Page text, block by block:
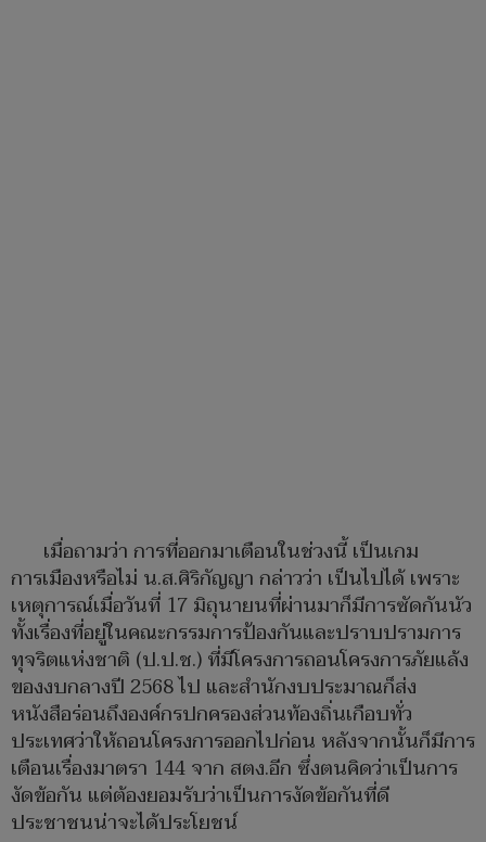
เมื่อถามว่า การที่ออกมาเตือนในช่วงนี้ เป็นเกม
การเมืองหรือไม่ น.ส.ศิริกัญญา กล่าวว่า เป็นไปได้ เพราะ
เหตุการณ์เมื่อวันที่ 17 มิถุนายนที่ผ่านมาก็มีการซัดกันนัว
ทั้งเรื่องที่อยู่ในคณะกรรมการป้องกันและปราบปรามการ
ทุจริตแห่งชาติ (ป.ป.ช.) ที่มีโครงการถอนโครงการภัยแล้ง
ของงบกลางปี 2568 ไป และสำนักงบประมาณก็ส่ง
หนังสือร่อนถึงองค์กรปกครองส่วนท้องถิ่นเกือบทั่ว
ประเทศว่าให้ถอนโครงการออกไปก่อน หลังจากนั้นก็มีการ
เตือนเรื่องมาตรา 144 จาก สตง.อีก ซึ่งตนคิดว่าเป็นการ
งัดข้อกัน แต่ต้องยอมรับว่าเป็นการงัดข้อกันที่ดี
ประชาชนน่าจะได้ประโยชน์